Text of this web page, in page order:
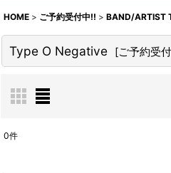
HOME > ご予約受付中!! > BAND/ARTIST
Type O Negative [ご予約受
0件